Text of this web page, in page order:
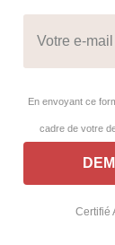
En envoyant ce
cadre de votre
Certifié